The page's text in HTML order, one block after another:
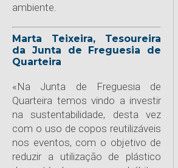
ambiente.
Marta Teixeira, Tesoureira
da Junta de Freguesia de
Quarteira
«Na Junta de Freguesia de
Quarteira temos vindo a investir
na sustentabilidade, desta vez
com o uso de copos reutilizáveis
nos eventos, com o objetivo de
reduzir a utilização de plástico